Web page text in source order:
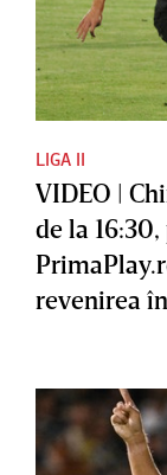
LIGA II
VIDEO |
de la
revenirea